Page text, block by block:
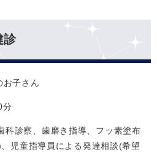
診
お子さん
分
科診察、歯磨き指導、フッ素塗布
児童指導員による発達相談(希望